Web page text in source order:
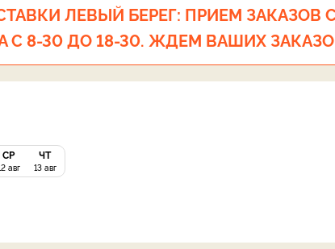
ЛЕВЫЙ БЕРЕГ: ПРИЕМ ЗАКАЗОВ С
С 8-30 ДО 18-30. ЖДЕМ ВАШИХ
СР
авг
ЧТ
13 авг